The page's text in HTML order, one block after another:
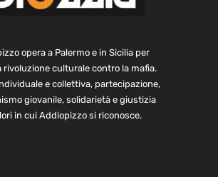
opera a Palermo e in Sicilia per
rivoluzione culturale contro la mafia.
e collettiva, partecipazione,
giovanile, solidarietà e giustizia
in cui Addiopizzo si riconosce.